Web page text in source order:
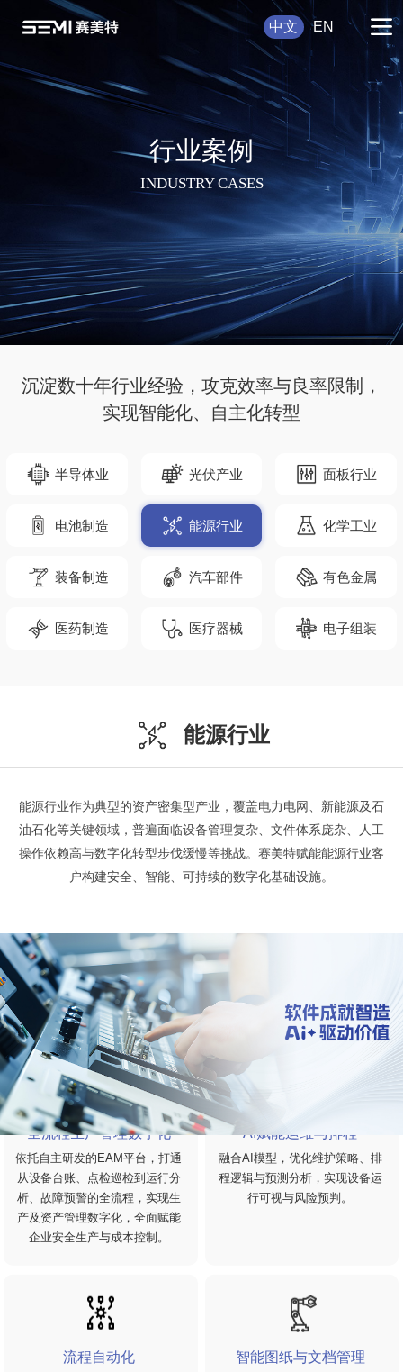
中文 EN
行业案例
INDUSTRY CASES
沉淀数十年行业经验，攻克效率与良率限制，
实现智能化、自主化转型
半导体业 光伏产业 面板行业
电池制造 能源行业 化学工业
装备制造 汽车部件 有色金属
医药制造 医疗器械 电子组装
能源行业
能源行业作为典型的资产密集型产业，覆盖电力电网、新能源及石
油石化等关键领域，普遍面临设备管理复杂、文件体系庞杂、人工
操作依赖高与数字化转型步伐缓慢等挑战。赛美特赋能能源行业客
户构建安全、智能、可持续的数字化基础设施。
全流程生产管理数字化
依托自主研发的EAM平台，打通
从设备台账、点检巡检到运行分
析、故障预警的全流程，实现生
产及资产管理数字化，全面赋能
企业安全生产与成本控制。
AI赋能运维与排程
融合AI模型，优化维护策略、排
程逻辑与预测分析，实现设备运
行可视与风险预判。
流程自动化 智能图纸与文档管理